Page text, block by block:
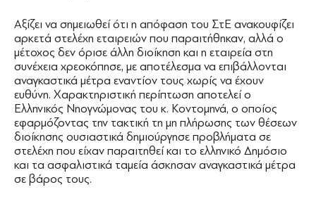
Αξίζει να σημειωθεί ότι η απόφαση του ΣτΕ ανακουφίζει
αρκετά στελέχη εταιρειών που παραιτήθηκαν, αλλά ο
μέτοχος δεν όρισε άλλη διοίκηση και η εταιρεία στη
συνέχεια χρεοκόπησε, με αποτέλεσμα να επιβάλλονται
αναγκαστικά μέτρα εναντίον τους χωρίς να έχουν
ευθύνη. Χαρακτηριστική περίπτωση αποτελεί ο
Ελληνικός Νηογνώμονας του κ. Κοντομηνά, ο οποίος
εφαρμόζοντας την τακτική τη μη πλήρωσης των θέσεων
διοίκησης ουσιαστικά δημιούργησε προβλήματα σε
στελέχη που είχαν παραιτηθεί και το ελληνικό Δημόσιο
και τα ασφαλιστικά ταμεία άσκησαν αναγκαστικά μέτρα
σε βάρος τους.